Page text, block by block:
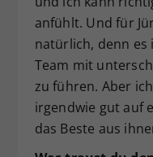
anfühlt. Und für
natürlich, denn es
Team mit
zu führen. Aber
irgendwie gut auf
das Beste aus